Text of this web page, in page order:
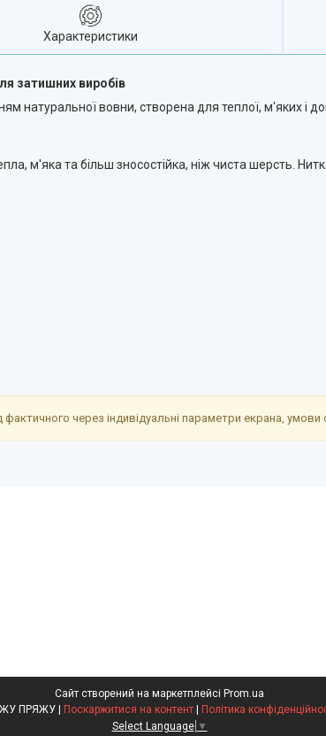
Характеристики
затишних виробів
натуральної вовни, створена для теплої, м'яких і
м'яка та більш зносостійка, ніж чиста шерсть.
через індивідуальні параметри екрана, умови
Сайт створений на маркетплейсі Prom.ua
Поскаржитися на контент
Політика
Select Language ▼